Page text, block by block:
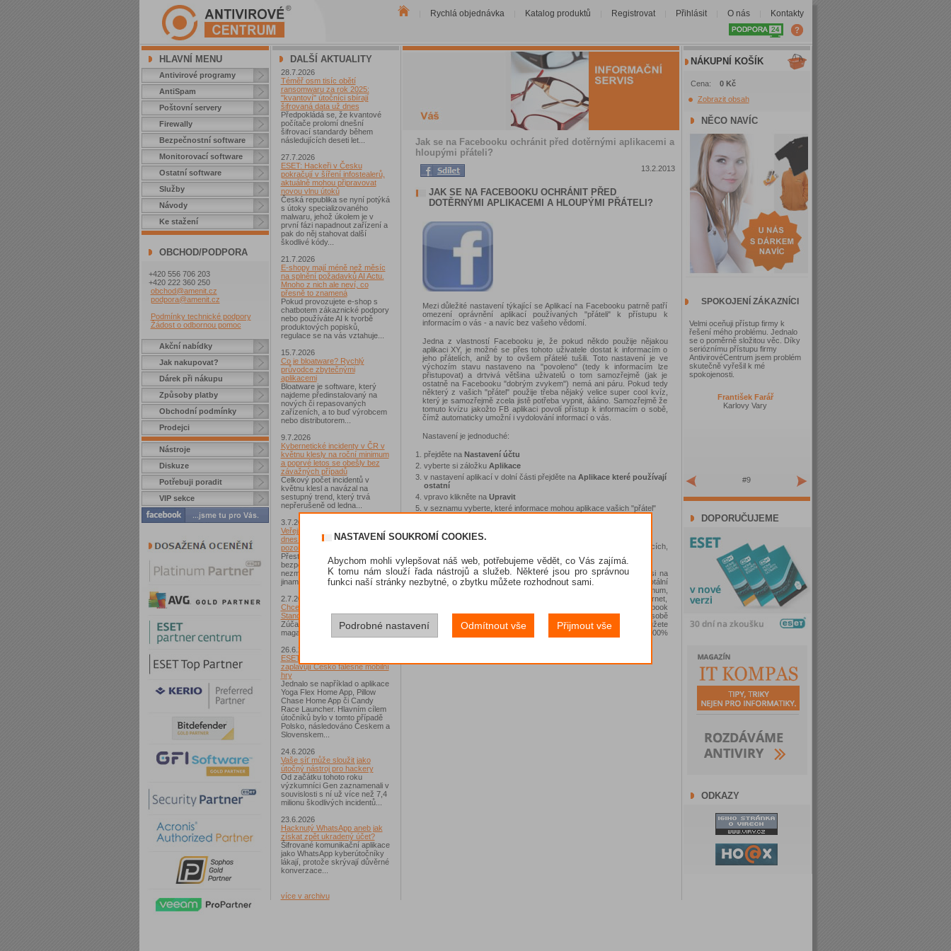
Rychlá objednávka Katalog produktů Registrovat Přihlásit O nás Kontakty
HLAVNÍ MENU
Antivirové programy
AntiSpam
Poštovní servery
Firewally
Bezpečnostní software
Monitorovací software
Ostatní software
Služby
Návody
Ke stažení
OBCHOD/PODPORA
+420 556 706 203
+420 222 360 250
obchod@amenit.cz
podpora@amenit.cz
Podmínky technické podpory
Žádost o odbornou pomoc
Akční nabídky
Jak nakupovat?
Dárek při nákupu
Způsoby platby
Obchodní podmínky
Prodejci
Nástroje
Diskuze
Potřebuji poradit
VIP sekce
DALŠÍ AKTUALITY
28.7.2026
Téměř osm tisíc obětí
ransomwaru za rok 2025:
"kvantoví" útočníci sbírají
šifrovaná data už dnes
Předpokládá se, že kvantové
počítače prolomí dnešní
šifrovací standardy během
následujících deseti let...
27.7.2026
ESET: Hackeři v Česku
pokračují v šíření infostealerů,
aktuálně mohou připravovat
novou vlnu útoků
Česká republika se nyní potýká
s útoky specializovaného
malwaru, jehož úkolem je v
první fázi napadnout zařízení a
pak do něj stahovat další
škodlivé kódy...
21.7.2026
E-shopy mají méně než měsíc
na splnění požadavků AI Actu.
Mnoho z nich ale neví, co
přesně to znamená
Pokud provozujete e-shop s
chatbotem zákaznické podpory
nebo používáte AI k tvorbě
produktových popisků,
regulace se na vás vztahuje...
15.7.2026
Co je bloatware? Rychlý
průvodce zbytečnými
aplikacemi
Bloatware je software, který
najdeme předinstalovaný na
nových či repasovaných
zařízeních, a to buď výrobcem
nebo distributorem...
9.7.2026
Kybernetické incidenty v ČR v
květnu klesly na roční minimum
a poprvé letos se obešly bez
závažných případů
Celkový počet incidentů v
květnu klesl a navázal na
sestupný trend, který trvá
nepřerušeně od ledna...
3.7.2026
Veřejná Wi-Fi na dovolené už
dnes není zásadním rizikem,
pozor si dávejte na něco jiného
Přestože jsou veřejné Wi-Fi sítě
bezpečnější než dříve, riziko
nezmizelo. Jen se přesunulo
jinam...
2.7.2026
Chcete získat Norton 360
Standard?
Zúčastněte se soutěže s
magazínem IT Kompas...
26.6.2026
ESET: S příchodem léta
zaplavují Česko falešné mobilní
hry
Jednalo se například o aplikace
Yoga Flex Home App, Pillow
Chase Home App či Candy
Race Launcher. Hlavním cílem
útočníků bylo v tomto případě
Polsko, následováno Českem a
Slovenskem...
24.6.2026
Vaše síť může sloužit jako
útočný nástroj pro hackery
Od začátku tohoto roku
výzkumníci Gen zaznamenali v
souvislosti s ní už více než 7,4
milionu škodlivých incidentů...
23.6.2026
Hacknutý WhatsApp aneb jak
získat zpět ukradený účet?
Šifrované komunikační aplikace
jako WhatsApp kyberútočníky
lákají, protože skrývají důvěrné
konverzace...
více v archivu
Jak se na Facebooku ochránit před dotěrnými aplikacemi a
hloupými přáteli?
13.2.2013
JAK SE NA FACEBOOKU OCHRÁNIT PŘED
DOTĚRNÝMI APLIKACEMI A HLOUPÝMI PŘÁTELI?
Mezi důležité nastavení týkající se Aplikací na Facebooku patrně patří
omezení oprávnění aplikací používaných "přáteli" k přístupu k
informacím o vás - a navíc bez vašeho vědomí.
Jedna z vlastností Facebooku je, že pokud někdo použije nějakou
aplikaci XY, je možné se přes tohoto uživatele dostat k informacím o
jeho přátelích, aniž by to ovšem přátelé tušili. Toto nastavení je ve
výchozím stavu nastaveno na "povoleno" (tedy k informacím lze
přistupovat) a drtvivá většina uživatelů o tom samozřejmě (jak je
ostatně na Facebooku "dobrým zvykem") nemá ani páru. Pokud tedy
některý z vašich "přátel" použije třeba nějaký velice super cool kvíz,
který je samozřejmě zcela jistě potřeba vypnit, áááno. Samozřejmě že
tomuto kvízu jakožto FB aplikaci povolí přístup k informacím o sobě,
čímž automaticky umožní i vydolování informací o vás.
Nastavení je jednoduché:
přejděte na Nastavení účtu
vyberte si záložku Aplikace
v nastavení aplikací v dolní části přejděte na Aplikace které používají
ostatní
vpravo klikněte na Upravit
v seznamu vyberte, které informace mohou aplikace vašich "přátel"
získat
Pokud nechcete, aby se cizí aplikace šťouraly ve vašich informacích,
A až se budete rozhodovat, které fajfky ponecháte, vzpomeňte si na
fakt, že tvrzení o tom, že na Facebooku lze mít soukromí, je totální
nesmysl. Facebooku je potřeba omezit veškerá práva na minimum,
protože Facebook je zkrátka veřejný prostor, stejně jako celý Internet,
a hlavně pak myslete na to, že největším nebezpečím je Facebook
sám o sobě a že veškeré představy o soukromí, které o sobě
Facebook šíří, jsou pouhá iluze. V případě facebooku se nemůžete
spoléhat naprosto na nic - nebo naopak - můžete se na 100%
NÁKUPNÍ KOŠÍK
Cena: 0 Kč
Zobrazit obsah
NĚCO NAVÍC
SPOKOJENÍ ZÁKAZNÍCI
Velmi oceňuji přístup firmy k
řešení mého problému. Jednalo
se o poměrně složitou věc. Díky
serióznímu přístupu firmy
AntivirovéCentrum jsem problém
skutečně vyřešil k mé
spokojenosti.
František Farář
Karlovy Vary
#9
DOPORUČUJEME
ODKAZY
NASTAVENÍ SOUKROMÍ COOKIES.
Abychom mohli vylepšovat náš web, potřebujeme vědět, co Vás zajímá.
K tomu nám slouží řada nástrojů a služeb. Některé jsou pro správnou
funkci naší stránky nezbytné, o zbytku můžete rozhodnout sami.
Podrobné nastavení Odmítnout vše Přijmout vše